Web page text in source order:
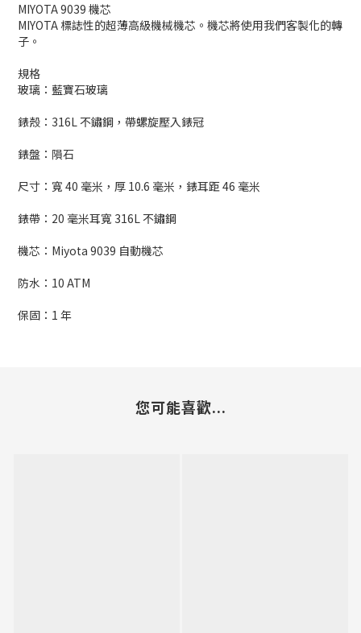
MIYOTA 9039 機芯
MIYOTA 標誌性的超薄高級機械機芯。機芯將使用我們客製化的轉
子。
規格
玻璃：藍寶石玻璃
錶殼：316L 不鏽鋼，帶螺旋壓入錶冠
錶盤：隕石
尺寸：寬 40 毫米，厚 10.6 毫米，錶耳距 46 毫米
錶帶：20 毫米耳寬 316L 不鏽鋼
機芯：Miyota 9039 自動機芯
防水：10 ATM
保固：1 年
您可能喜歡...